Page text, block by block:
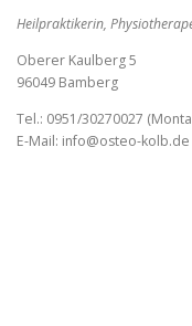
KONTAKT
Heilpraktikerin,
Oberer Kaulberg 5
96049 Bamberg
Tel.: 0951/30270027
E-Mail: info@osteo-kolb.de